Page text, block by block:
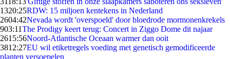
1320:25RDW: 15 miljoen kentekens in Nederland
2604:42Nevada wordt 'overspoeld' door bloedrode mormonenkrekels
903:11The Prodigy keert terug: Concert in Ziggo Dome dit najaar
2615:56Noord-Atlantische Oceaan warmer dan ooit
3812:27EU wil etiketregels voeding met genetisch gemodificeerde
planten versoepelen